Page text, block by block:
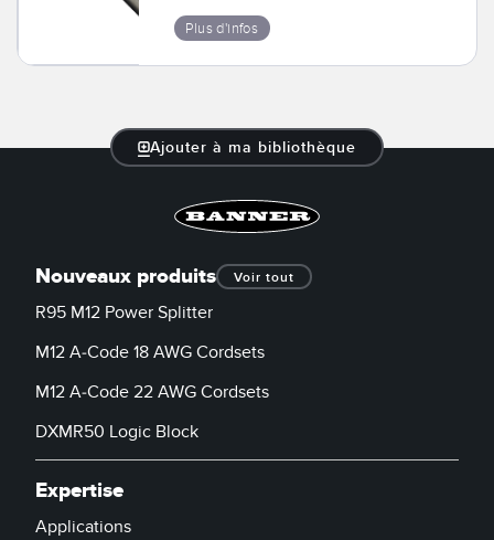
TECHNOLOGY
Capteurs avec IO-Link
Plus d'infos
Ajouter à ma bibliothèque
Nouveaux produits Voir tout
R95 M12 Power Splitter
M12 A-Code 18 AWG Cordsets
M12 A-Code 22 AWG Cordsets
DXMR50 Logic Block
Expertise
Applications